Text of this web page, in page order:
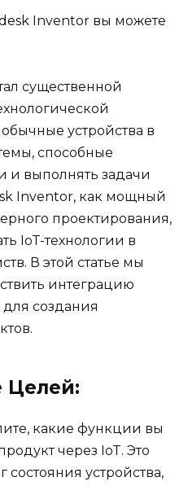
Inventor вы можете
существенной
устройства в
способные
и выполнять задачи
Inventor, как мощный
проектирования,
IoT-технологии в
В этой статье мы
интеграцию
создания
Целей:
какие функции вы
через IoT. Это
устройства,